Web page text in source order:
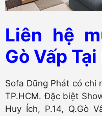
Liên hệ
Gò Vấp
Sofa Dũng Phát có chi
TP.HCM. Đặc biệt
Huy Ích, P.14, Q.Gò